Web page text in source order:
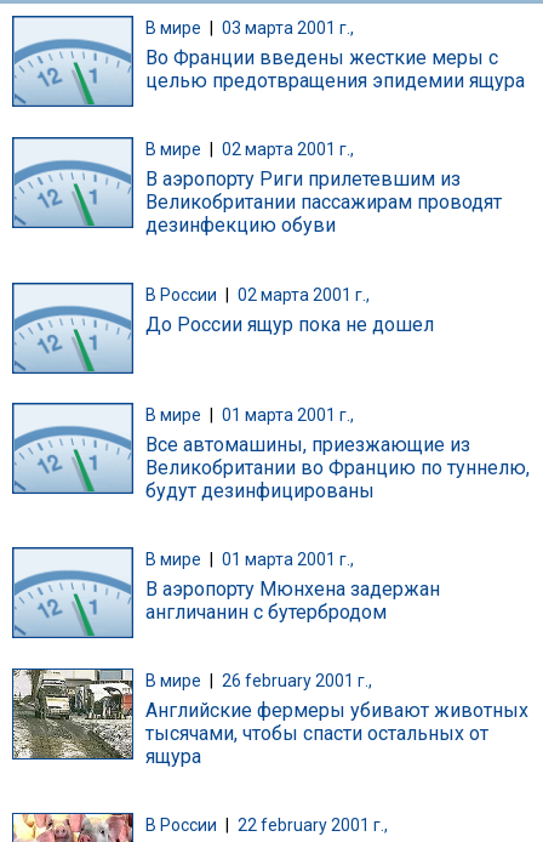
В мире 03 марта 2001 г.,
Во Франции введены жесткие меры с
целью предотвращения эпидемии ящура
В мире 02 марта 2001 г.,
В аэропорту Риги прилетевшим из
Великобритании пассажирам проводят
дезинфекцию обуви
В России | 02 марта 2001 г.,
До России ящур пока не дошел
В мире | 01 марта 2001 г.,
Все автомашины, приезжающие из
Великобритании во Францию по туннелю,
будут дезинфицированы
В мире 01 марта 2001 г.,
В аэропорту Мюнхена задержан
англичанин с бутербродом
В мире 26 february 2001 г.,
Английские фермеры убивают животных
тысячами, чтобы спасти остальных от
ящура
В России 22 february 2001 г.,